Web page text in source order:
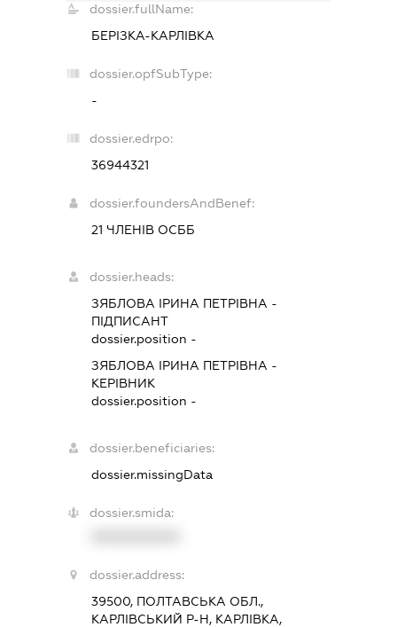
dossier.fullName:
БЕРІЗКА-КАРЛІВКА
dossier.opfSubType:
-
dossier.edrpo:
36944321
dossier.foundersAndBenef:
21 ЧЛЕНІВ ОСББ
dossier.heads:
ЗЯБЛОВА ІРИНА ПЕТРІВНА -
ПІДПИСАНТ
dossier.position -
ЗЯБЛОВА ІРИНА ПЕТРІВНА -
КЕРІВНИК
dossier.position -
dossier.beneficiaries:
dossier.missingData
dossier.smida:
dossier.address:
39500, ПОЛТАВСЬКА ОБЛ.,
КАРЛІВСЬКИЙ Р-Н, КАРЛІВКА,